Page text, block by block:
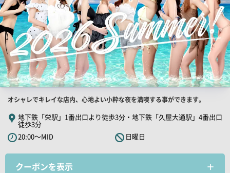
店
舗
PR
キ
オシャレでキレイな店内、心地よい小粋な夜を満喫する事ができます。
地下鉄「栄駅」1番出口より徒歩3分・地下鉄「久屋大通駅」4番出口
徒歩3分
20:00～MID
日曜日
クーポンを表示